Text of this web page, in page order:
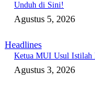
Unduh di Sini!
Agustus 5, 2026
Headlines
Ketua MUI Usul Istilah
Agustus 3, 2026